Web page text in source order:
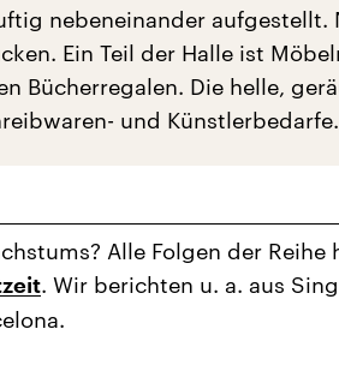
nebeneinander aufgestellt.
Ein Teil der Halle ist
Bücherregalen. Die helle,
und Künstlerbedarfe.
Alle Folgen der Reihe
. Wir berichten u. a. aus